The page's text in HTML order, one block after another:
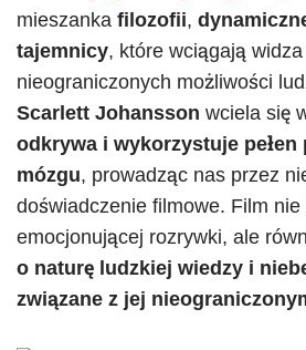
mieszanka filozofii,
tajemnicy, które wciągają
nieograniczonych możliwości
Scarlett Johansson wciela się
odkrywa i wykorzystuje pełen
mózgu, prowadząc nas przez
doświadczenie filmowe. Film
emocjonującej rozrywki, ale
o naturę ludzkiej wiedzy i
związane z jej